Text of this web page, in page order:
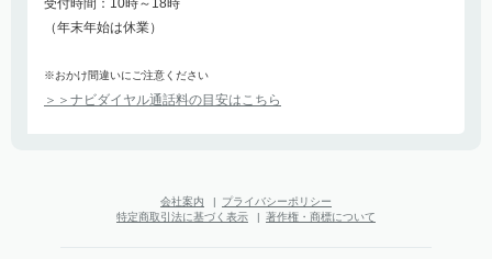
受付時間：10時～18時
（年末年始は休業）
※おかけ間違いにご注意ください
＞＞ナビダイヤル通話料の目安はこちら
会社案内 |
プライバシーポリシー
特定商取引法に基づく表示
| 著作権・商標について